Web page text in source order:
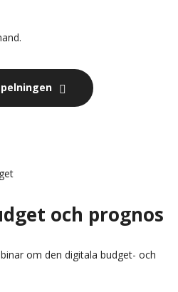
och prognos
om den digitala budget- och